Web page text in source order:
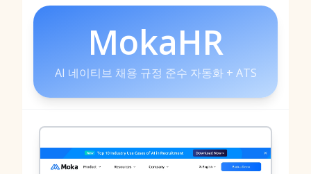
MokaHR
AI 네이티브 채용 규정 준수 자동화 + ATS